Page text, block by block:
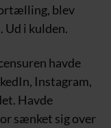
blev
Ud i kulden.
havde
Instagram,
Havde
sænket sig over